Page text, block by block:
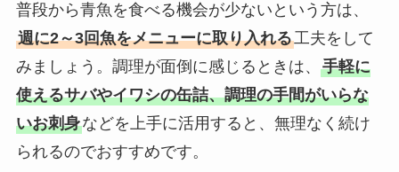
普段から青魚を食べる機会が少ないという方は、
週に2～3回魚をメニューに取り入れる工夫をして
みましょう。調理が面倒に感じるときは、 手軽に
使えるサバやイワシの缶詰、調理の手間がいらな
いお刺身などを上手に活用すると、無理なく続け
られるのでおすすめです。